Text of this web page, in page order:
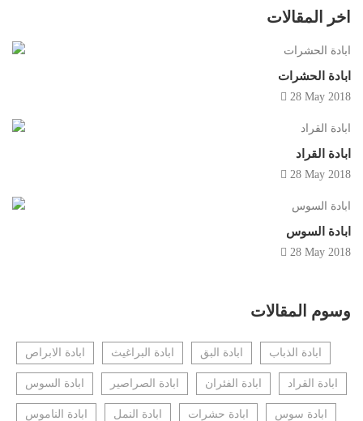
اخر المقالات
ابادة الحشرات
28 May 2018
ابادة القراد
28 May 2018
ابادة السوس
28 May 2018
وسوم المقالات
ابادة الابراص ابادة البراغيث ابادة البق ابادة الذباب
ابادة السوس ابادة الصراصير ابادة الفئران ابادة القراد
ابادة الناموس ابادة النمل ابادة حشرات ابادة سوس